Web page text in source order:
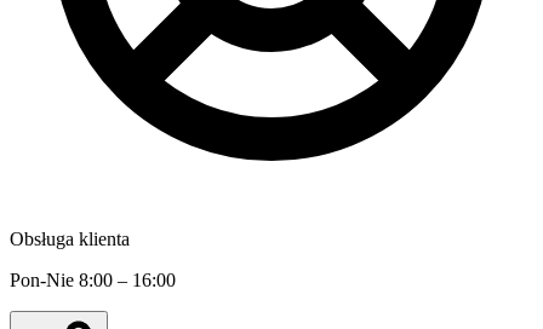
Obsługa klienta
Pon-Nie 8:00 – 16:00